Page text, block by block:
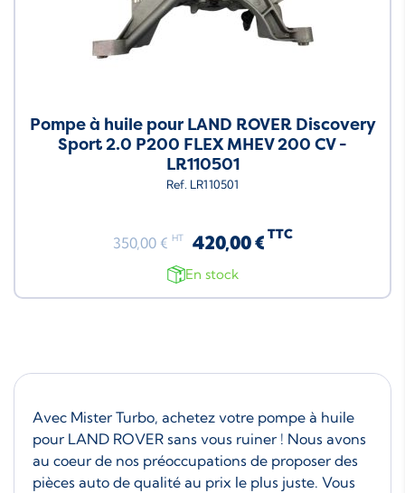
Pompe à huile pour LAND ROVER Discovery
Sport 2.0 P200 FLEX MHEV 200 CV -
LR110501
Ref. LR110501
350,00 € HT 420,00 € TTC
En stock
Avec Mister Turbo, achetez votre pompe à huile
pour LAND ROVER sans vous ruiner ! Nous avons
au coeur de nos préoccupations de proposer des
pièces auto de qualité au prix le plus juste. Vous